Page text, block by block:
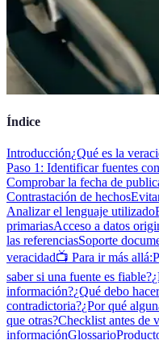
Índice
Introducción¿Qué es la
Paso 1: Identificar fuentes
Comprobar la fecha de
Contrastación de hechos
Analizar el lenguaje utilizado
primariasAcceso a datos
las referenciasSoporte
veracidad📺 Para ir más allá:
saber si una fuente es fiable?
información?¿Qué debo
contradictoria?¿Por qué
que otras?Checklist antes de
informaciónGlossario